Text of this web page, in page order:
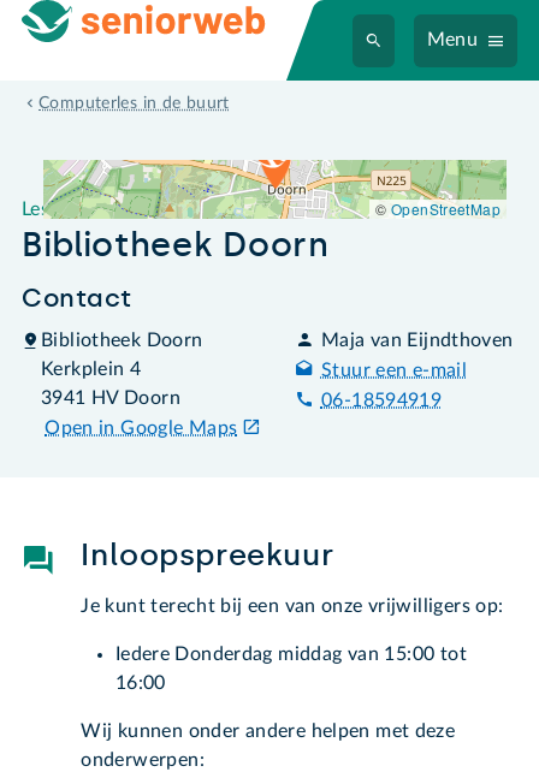
Menu
Computerles in de buurt
Leslocatie Bibliotheek Doorn
Leslocatie
Bibliotheek Doorn
Contact
Bibliotheek Doorn
Kerkplein 4
3941 HV Doorn
Open in Google Maps
Maja van Eijndthoven
Stuur een e-mail
06-18594919
©OpenStreetMap
Inloopspreekuur
Je kunt terecht bij een van onze vrijwilligers op:
Iedere Donderdag middag van 15:00 tot
16:00
Wij kunnen onder andere helpen met deze
onderwerpen: